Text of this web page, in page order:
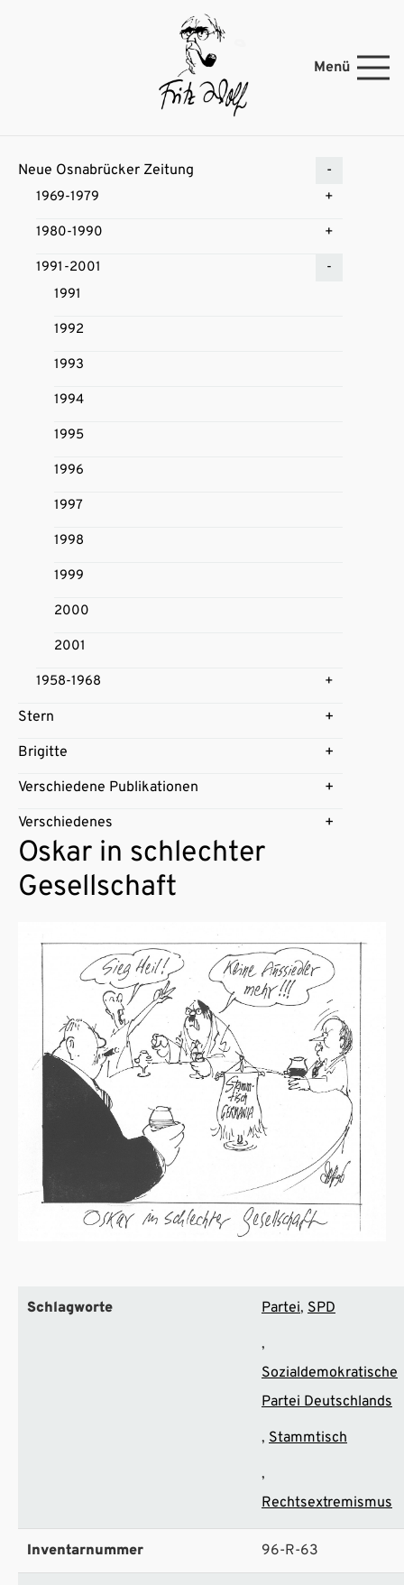
Menü
Neue Osnabrücker Zeitung
1969-1979
1980-1990
1991-2001
1991
1992
1993
1994
1995
1996
1997
1998
1999
2000
2001
1958-1968
Stern
Brigitte
Verschiedene Publikationen
Verschiedenes
Oskar in schlechter
Gesellschaft
Schlagworte Partei SPD
Sozialdemokratische
Partei Deutschlands
Stammtisch
Rechtsextremismus
Inventarnummer 96-R-63